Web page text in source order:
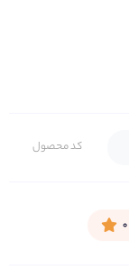
کد محصول
۰